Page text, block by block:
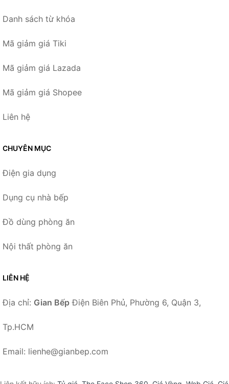
Danh sách từ khóa
Mã giảm giá Tiki
Mã giảm giá Lazada
Mã giảm giá Shopee
Liên hệ
CHUYÊN MỤC
Điện gia dụng
Dụng cụ nhà bếp
Đồ dùng phòng ăn
Nội thất phòng ăn
LIÊN HỆ
Địa chỉ: Gian Bếp Điện Biên Phủ, Phường 6, Quận 3,
Tp.HCM
Email: lienhe@gianbep.com